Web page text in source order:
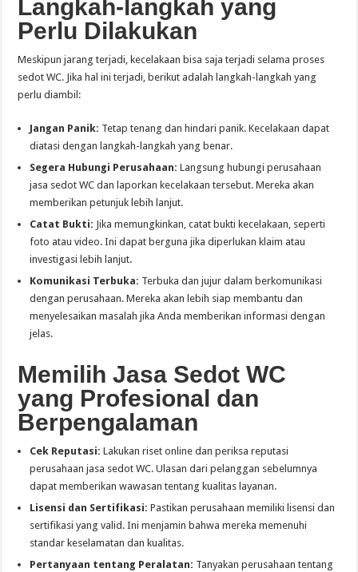
Langkah-langkah yang
Perlu Dilakukan
Meskipun jarang terjadi, kecelakaan bisa saja terjadi selama proses
sedot WC. Jika hal ini terjadi, berikut adalah langkah-langkah yang
perlu diambil:
Jangan Panik: Tetap tenang dan hindari panik. Kecelakaan dapat
diatasi dengan langkah-langkah yang benar.
Segera Hubungi Perusahaan: Langsung hubungi perusahaan
jasa sedot WC dan laporkan kecelakaan tersebut. Mereka akan
memberikan petunjuk lebih lanjut.
Catat Bukti: Jika memungkinkan, catat bukti kecelakaan, seperti
foto atau video. Ini dapat berguna jika diperlukan klaim atau
investigasi lebih lanjut.
Komunikasi Terbuka: Terbuka dan jujur ​​dalam berkomunikasi
dengan perusahaan. Mereka akan lebih siap membantu dan
menyelesaikan masalah jika Anda memberikan informasi dengan
jelas.
Memilih Jasa Sedot WC
yang Profesional dan
Berpengalaman
Cek Reputasi: Lakukan riset online dan periksa reputasi
perusahaan jasa sedot WC. Ulasan dari pelanggan sebelumnya
dapat memberikan wawasan tentang kualitas layanan.
Lisensi dan Sertifikasi: Pastikan perusahaan memiliki lisensi dan
sertifikasi yang valid. Ini menjamin bahwa mereka memenuhi
standar keselamatan dan kualitas.
Pertanyaan tentang Peralatan: Tanyakan perusahaan tentang